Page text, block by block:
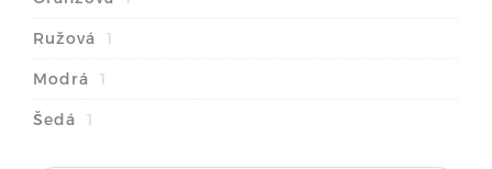
Ružová 1
Modrá 1
Šedá 1